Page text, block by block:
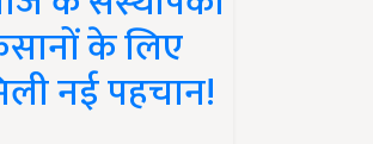
के लिए
नई पहचान!